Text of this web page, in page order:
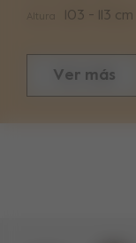
103 - 113 cm
Ver más